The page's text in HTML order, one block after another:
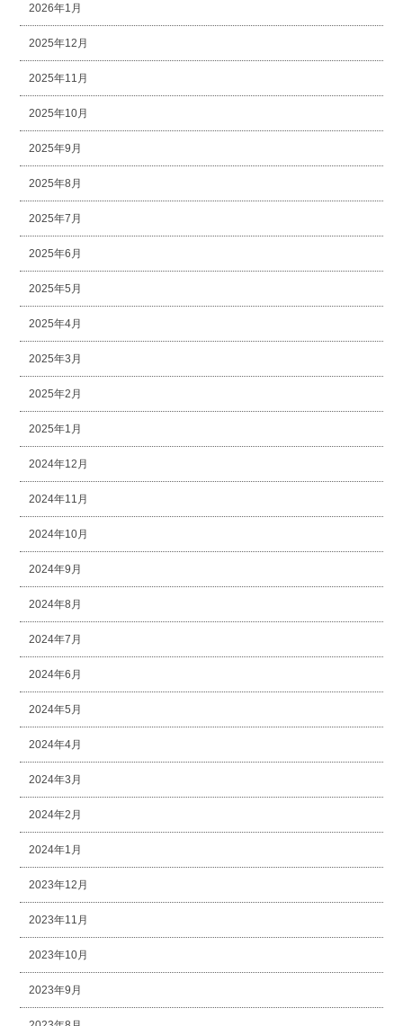
2026年1月
2025年12月
2025年11月
2025年10月
2025年9月
2025年8月
2025年7月
2025年6月
2025年5月
2025年4月
2025年3月
2025年2月
2025年1月
2024年12月
2024年11月
2024年10月
2024年9月
2024年8月
2024年7月
2024年6月
2024年5月
2024年4月
2024年3月
2024年2月
2024年1月
2023年12月
2023年11月
2023年10月
2023年9月